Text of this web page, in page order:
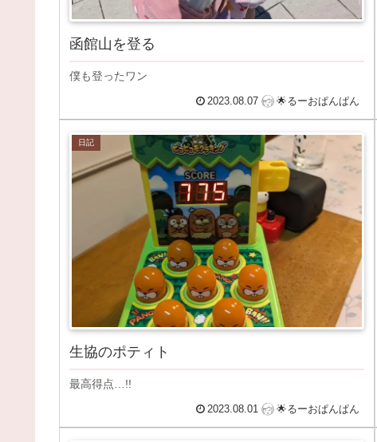
函館山を登る
僕も登ったワン
2023.08.07 🌟るーおぱんぱん
日記
生協のポティト
最高得点…!!
2023.08.01 🌟るーおぱんぱん